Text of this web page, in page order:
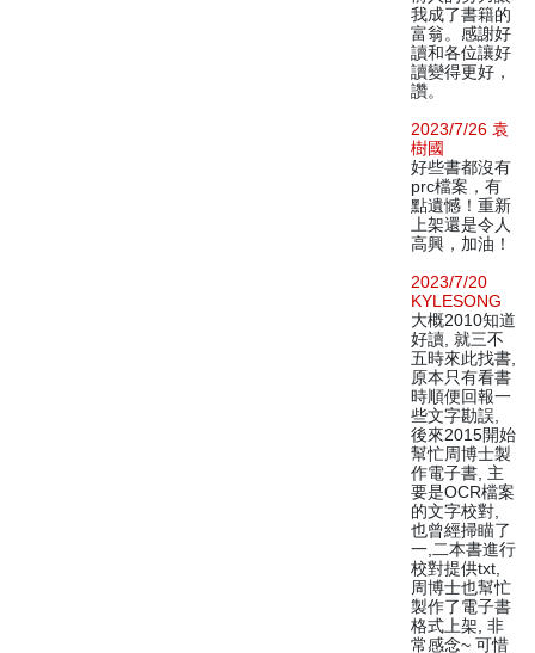
我成了書籍的
富翁。感謝好
讀和各位讓好
讀變得更好，
讚。
2023/7/26 袁
樹國
好些書都沒有
prc檔案，有
點遺憾！重新
上架還是令人
高興，加油！
2023/7/20
KYLESONG
大概2010知道
好讀, 就三不
五時來此找書,
原本只有看書
時順便回報一
些文字勘誤,
後來2015開始
幫忙周博士製
作電子書, 主
要是OCR檔案
的文字校對,
也曾經掃瞄了
一,二本書進行
校對提供txt,
周博士也幫忙
製作了電子書
格式上架, 非
常感念~ 可惜